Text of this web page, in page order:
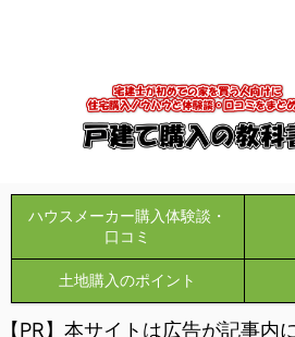
ハウスメーカー購入体験談・
口コミ
土地購入のポイント
【PR】本サイトは広告が記事内